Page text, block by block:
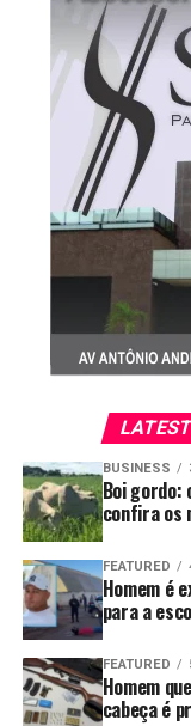
BUSINESS
Boi
confira os
FEATURED
Homem é
para a
FEATURED
Homem
cabeça é